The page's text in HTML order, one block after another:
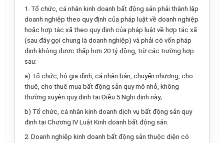
1. Tổ chức, cá nhân kinh doanh bất động sản phải thành lập
doanh nghiệp theo quy định của pháp luật về doanh nghiệp
hoặc hợp tác xã theo quy định của pháp luật về hợp tác xã
(sau đây gọi chung là doanh nghiệp) và phải có vốn pháp
định không được thấp hơn 20 tỷ đồng, trừ các trường hợp
sau:
a) Tổ chức, hộ gia đình, cá nhân bán, chuyển nhượng, cho
thuê, cho thuê mua bất động sản quy mô nhỏ, không
thường xuyên quy định tại Điều 5 Nghị định này;
b) Tổ chức, cá nhân kinh doanh dịch vụ bất động sản quy
định tại Chương IV Luật Kinh doanh bất động sản.
2. Doanh nghiệp kinh doanh bất động sản thuộc diện có